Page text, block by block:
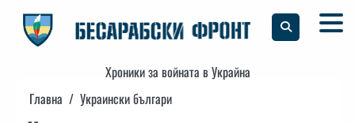
content
Хроники за войната в Украйна
Главна
Украински българи